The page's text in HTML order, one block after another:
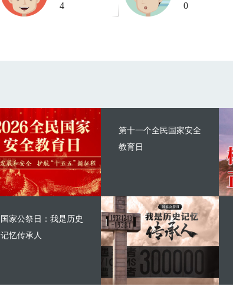
4 0
第十一个全民国家安全
教育日
国家公祭日：我是历史
记忆传承人